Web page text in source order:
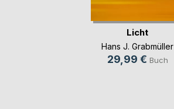
Licht
Hans J. Grabmüller
29,99 € Buch